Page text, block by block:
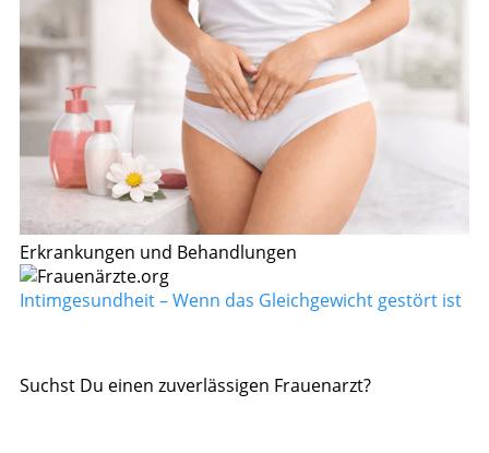
Erkrankungen und Behandlungen
Intimgesundheit – Wenn das Gleichgewicht gestört ist
Suchst Du einen zuverlässigen Frauenarzt?